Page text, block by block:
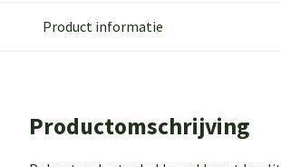
Product informatie
Productomschrijving